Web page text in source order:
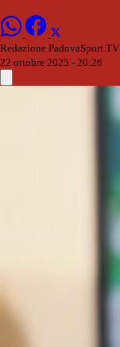
Redazione PadovaSport.TV
22 ottobre 2025 - 20:26